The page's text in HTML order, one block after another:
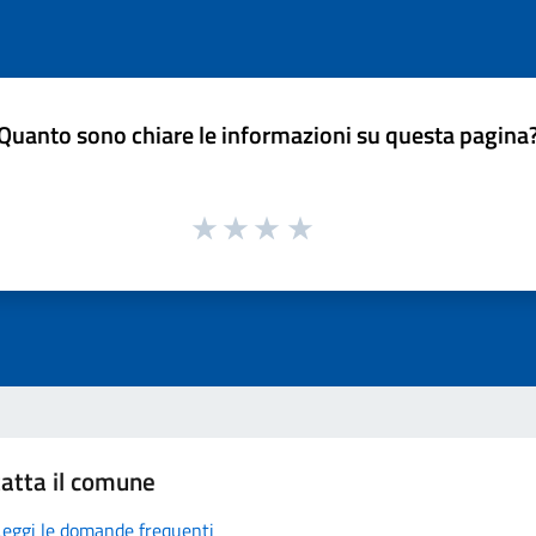
sono chiare le informazioni su questa
il comune
le domande frequenti